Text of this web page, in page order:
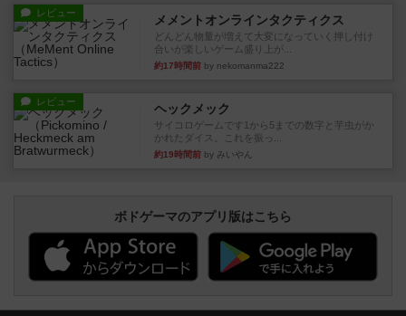
レビュー メメントオンラインタクティクス
どんどん物量が増えて大変になっていく押し付け
合いが楽しいゲーム盛り上が...
約17時間前 by nekomanma222
レビュー ヘックメック
サイコロゲームです1から5までの数字と芋虫がか
かれたダイス。これを振っ...
約19時間前 by みいやん
ボドゲーマのアプリ版はこちら